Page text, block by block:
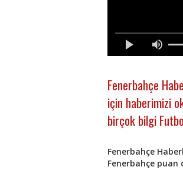
Fenerbahçe
için haberimizi
birçok bilgi
Fenerbahçe
Fenerbahçe puan